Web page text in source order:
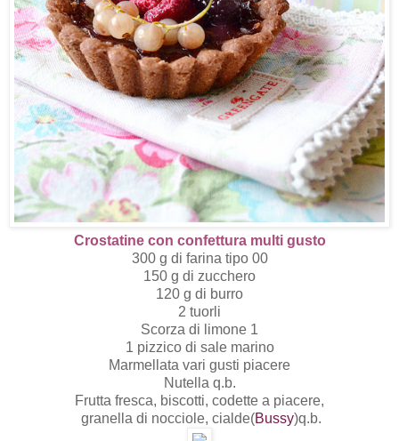
Crostatine con confettura multi gusto
300 g di farina tipo 00
150 g di zucchero
120 g di burro
2 tuorli
Scorza di limone 1
1 pizzico di sale marino
Marmellata vari gusti piacere
Nutella q.b.
Frutta fresca, biscotti, codette a piacere,
granella di nocciole, cialde(Bussy)q.b.